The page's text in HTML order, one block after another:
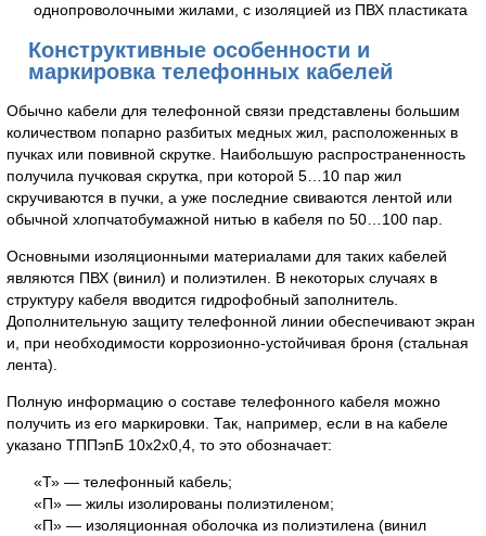
однопроволочными жилами, с изоляцией из ПВХ пластиката
Конструктивные особенности и
маркировка телефонных кабелей
Обычно кабели для телефонной связи представлены большим
количеством попарно разбитых медных жил, расположенных в
пучках или повивной скрутке. Наибольшую распространенность
получила пучковая скрутка, при которой 5…10 пар жил
скручиваются в пучки, а уже последние свиваются лентой или
обычной хлопчатобумажной нитью в кабеля по 50…100 пар.
Основными изоляционными материалами для таких кабелей
являются ПВХ (винил) и полиэтилен. В некоторых случаях в
структуру кабеля вводится гидрофобный заполнитель.
Дополнительную защиту телефонной линии обеспечивают экран
и, при необходимости коррозионно-устойчивая броня (стальная
лента).
Полную информацию о составе телефонного кабеля можно
получить из его маркировки. Так, например, если в на кабеле
указано ТППэпБ 10х2х0,4, то это обозначает:
«Т» — телефонный кабель;
«П» — жилы изолированы полиэтиленом;
«П» — изоляционная оболочка из полиэтилена (винил